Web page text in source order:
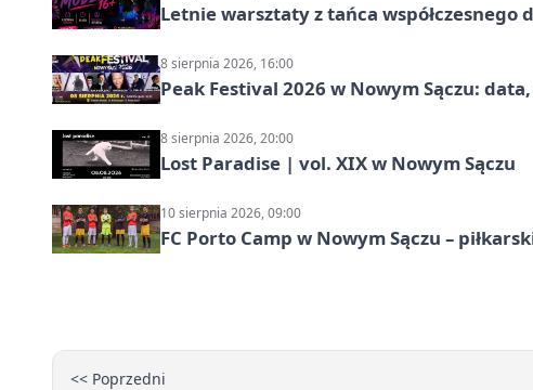
Letnie warsztaty z tańca współczesnego
8 sierpnia 2026, 16:00
Peak Festival 2026 w Nowym Sączu:
8 sierpnia 2026, 20:00
Lost Paradise | vol. XIX w Nowym Sączu
10 sierpnia 2026, 09:00
FC Porto Camp w Nowym Sączu –
<< Poprzedni